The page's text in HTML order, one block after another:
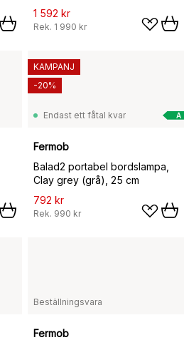
1 592 kr
Rek. 1 990 kr
A
Endast ett fåtal kvar
Fermob
Balad2 portabel bordslampa,
Clay grey (grå), 25 cm
792 kr
Rek. 990 kr
KAMPANJ
-20%
Beställningsvara
Fermob